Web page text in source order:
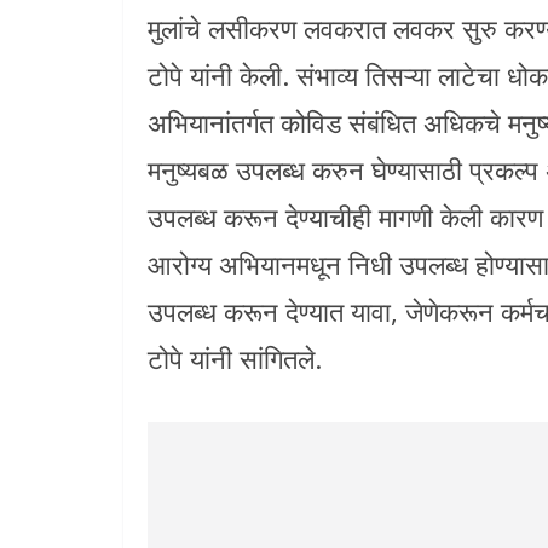
मुलांचे लसीकरण लवकरात लवकर सुरु
टोपे यांनी केली. संभाव्य तिसऱ्या लाटेचा
अभियानांतर्गत कोविड संबंधित अधिकचे
मनुष्यबळ उपलब्ध करुन घेण्यासाठी
उपलब्ध करून देण्याचीही मागणी केली
आरोग्य अभियानमधून निधी उपलब्ध
उपलब्ध करून देण्यात यावा, जेणेकरून
टोपे यांनी सांगितले.